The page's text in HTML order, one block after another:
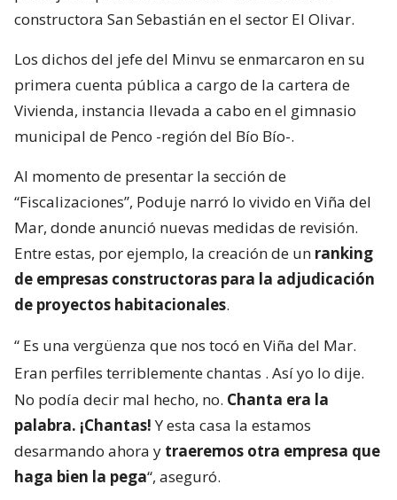
constructora San Sebastián en el sector El Olivar.
Los dichos del jefe del Minvu se enmarcaron en su
primera cuenta pública a cargo de la cartera de
Vivienda, instancia llevada a cabo en el gimnasio
municipal de Penco -región del Bío Bío-.
Al momento de presentar la sección de
“Fiscalizaciones”, Poduje narró lo vivido en Viña del
Mar, donde anunció nuevas medidas de revisión.
Entre estas, por ejemplo, la creación de un ranking
de empresas constructoras para la adjudicación
de proyectos habitacionales.
“ Es una vergüenza que nos tocó en Viña del Mar.
Eran perfiles terriblemente chantas . Así yo lo dije.
No podía decir mal hecho, no. Chanta era la
palabra. ¡Chantas!Y esta casa la estamos
desarmando ahora y traeremos otra empresa que
haga bien la pega“, aseguró.